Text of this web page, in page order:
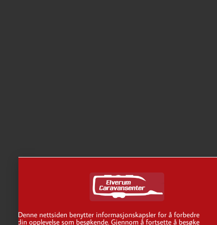
Denne nettsiden benytter informasjonskapsler for å forbedre
din opplevelse som besøkende. Gjennom å fortsette å besøke